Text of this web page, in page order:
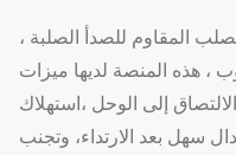
المقاوم للصدأ الصلبة ،
، هذه المنصة لديها ميزات
إلى الوحل ،استهلاك
تصل إلى 30٪، استبدال سهل بعد الارتداء، وتجنب